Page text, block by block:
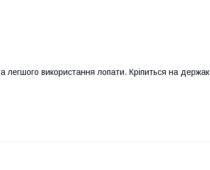
легшого використання лопати. Кріпиться на держак